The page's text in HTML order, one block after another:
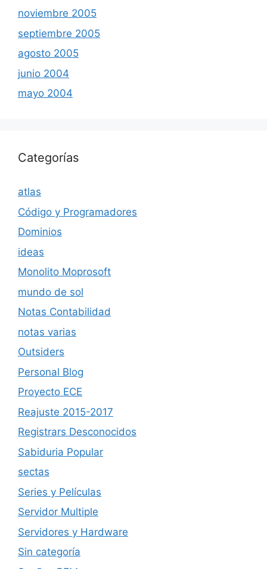
noviembre 2005
septiembre 2005
agosto 2005
junio 2004
mayo 2004
Categorías
atlas
Código y Programadores
Dominios
ideas
Monolito Moprosoft
mundo de sol
Notas Contabilidad
notas varias
Outsiders
Personal Blog
Proyecto ECE
Reajuste 2015-2017
Registrars Desconocidos
Sabiduria Popular
sectas
Series y Películas
Servidor Multiple
Servidores y Hardware
Sin categoría